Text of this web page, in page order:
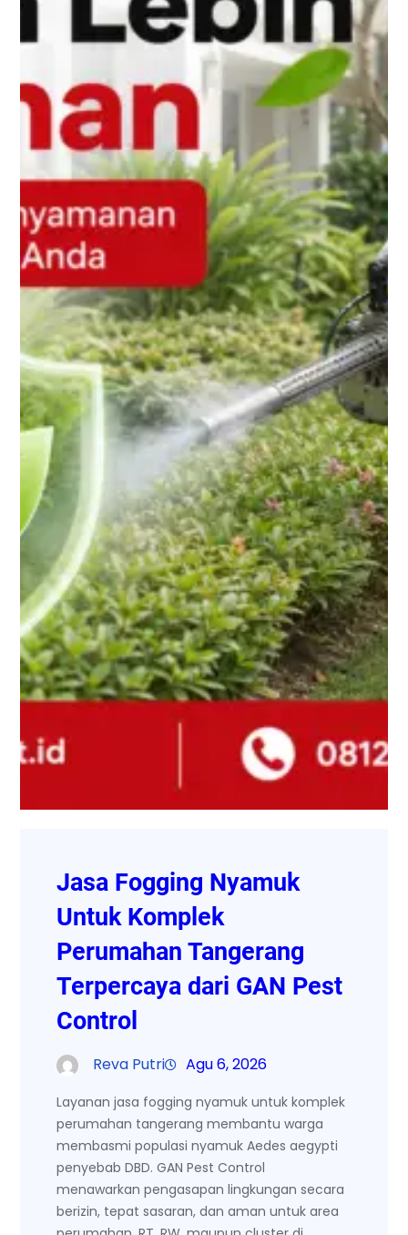
Jasa Fogging Nyamuk
Untuk Komplek
Perumahan Tangerang
Terpercaya dari GAN Pest
Control
Reva Putri Agu 6, 2026
Layanan jasa fogging nyamuk untuk komplek
perumahan tangerang membantu warga
membasmi populasi nyamuk Aedes aegypti
penyebab DBD. GAN Pest Control
menawarkan pengasapan lingkungan secara
berizin, tepat sasaran, dan aman untuk area